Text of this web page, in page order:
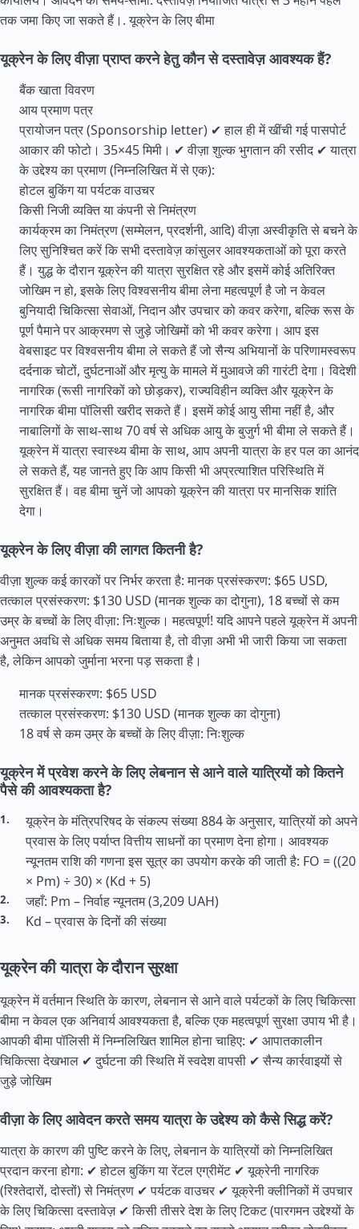
तक जमा किए जा सकते हैं।.यूक्रेन के लिए बीमा
यूक्रेन के लिए वीज़ा प्राप्त करने हेतु कौन से दस्तावेज़ आवश्यक हैं?
बैंक खाता विवरण
आय प्रमाण पत्र
प्रायोजन पत्र (Sponsorship letter) ✔ हाल ही में खींची गई पासपोर्ट
आकार की फोटो। 35×45 मिमी। ✔ वीज़ा शुल्क भुगतान की रसीद ✔ यात्रा
के उद्देश्य का प्रमाण (निम्नलिखित में से एक):
होटल बुकिंग या पर्यटक वाउचर
किसी निजी व्यक्ति या कंपनी से निमंत्रण
कार्यक्रम का निमंत्रण (सम्मेलन, प्रदर्शनी, आदि) वीज़ा अस्वीकृति से बचने के
लिए सुनिश्चित करें कि सभी दस्तावेज़ कांसुलर आवश्यकताओं को पूरा करते
हैं। युद्ध के दौरान यूक्रेन की यात्रा सुरक्षित रहे और इसमें कोई अतिरिक्त
जोखिम न हो, इसके लिए विश्वसनीय बीमा लेना महत्वपूर्ण है जो न केवल
बुनियादी चिकित्सा सेवाओं, निदान और उपचार को कवर करेगा, बल्कि रूस के
पूर्ण पैमाने पर आक्रमण से जुड़े जोखिमों को भी कवर करेगा। आप इस
वेबसाइट पर विश्वसनीय बीमा ले सकते हैं जो सैन्य अभियानों के परिणामस्वरूप
दर्दनाक चोटों, दुर्घटनाओं और मृत्यु के मामले में मुआवजे की गारंटी देगा। विदेशी
नागरिक (रूसी नागरिकों को छोड़कर), राज्यविहीन व्यक्ति और यूक्रेन के
नागरिक बीमा पॉलिसी खरीद सकते हैं। इसमें कोई आयु सीमा नहीं है, और
नाबालिगों के साथ-साथ 70 वर्ष से अधिक आयु के बुजुर्ग भी बीमा ले सकते हैं।
यूक्रेन में यात्रा स्वास्थ्य बीमा के साथ, आप अपनी यात्रा के हर पल का आनंद
ले सकते हैं, यह जानते हुए कि आप किसी भी अप्रत्याशित परिस्थिति में
सुरक्षित हैं। वह बीमा चुनें जो आपको यूक्रेन की यात्रा पर मानसिक शांति
देगा।
यूक्रेन के लिए वीज़ा की लागत कितनी है?
वीज़ा शुल्क कई कारकों पर निर्भर करता है: मानक प्रसंस्करण: $65 USD,
तत्काल प्रसंस्करण: $130 USD (मानक शुल्क का दोगुना), 18 बच्चों से कम
उम्र के बच्चों के लिए वीज़ा: निःशुल्क। महत्वपूर्ण! यदि आपने पहले यूक्रेन में अपनी
अनुमत अवधि से अधिक समय बिताया है, तो वीज़ा अभी भी जारी किया जा सकता
है, लेकिन आपको जुर्माना भरना पड़ सकता है।
मानक प्रसंस्करण: $65 USD
तत्काल प्रसंस्करण: $130 USD (मानक शुल्क का दोगुना)
18 वर्ष से कम उम्र के बच्चों के लिए वीज़ा: निःशुल्क
यूक्रेन में प्रवेश करने के लिए लेबनान से आने वाले यात्रियों को कितने
पैसे की आवश्यकता है?
यूक्रेन के मंत्रिपरिषद के संकल्प संख्या 884 के अनुसार, यात्रियों को अपने
प्रवास के लिए पर्याप्त वित्तीय साधनों का प्रमाण देना होगा। आवश्यक
न्यूनतम राशि की गणना इस सूत्र का उपयोग करके की जाती है: FO = ((20
× Pm) ÷ 30) × (Kd + 5)
जहाँ: Pm – निर्वाह न्यूनतम (3,209 UAH)
Kd – प्रवास के दिनों की संख्या
यूक्रेन की यात्रा के दौरान सुरक्षा
यूक्रेन में वर्तमान स्थिति के कारण, लेबनान से आने वाले पर्यटकों के लिए चिकित्सा
बीमा न केवल एक अनिवार्य आवश्यकता है, बल्कि एक महत्वपूर्ण सुरक्षा उपाय भी है।
आपकी बीमा पॉलिसी में निम्नलिखित शामिल होना चाहिए: ✔ आपातकालीन
चिकित्सा देखभाल ✔ दुर्घटना की स्थिति में स्वदेश वापसी ✔ सैन्य कार्रवाइयों से
जुड़े जोखिम
वीज़ा के लिए आवेदन करते समय यात्रा के उद्देश्य को कैसे सिद्ध करें?
यात्रा के कारण की पुष्टि करने के लिए, लेबनान के यात्रियों को निम्नलिखित
प्रदान करना होगा: ✔ होटल बुकिंग या रेंटल एग्रीमेंट ✔ यूक्रेनी नागरिक
(रिश्तेदारों, दोस्तों) से निमंत्रण ✔ पर्यटक वाउचर ✔ यूक्रेनी क्लीनिकों में उपचार
के लिए चिकित्सा दस्तावेज़ ✔ किसी तीसरे देश के लिए टिकट (पारगमन उद्देश्यों के